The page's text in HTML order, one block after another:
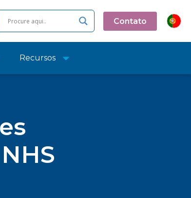
Contato
Recursos